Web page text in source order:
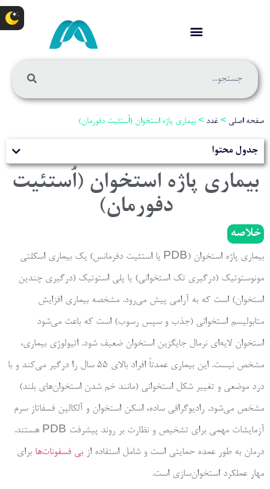
صفحه اصلی > غدد > بیماری پاژه استخوان (اُستئیت دفورمان)
جدول محتوا
بیماری پاژه استخوان (اُستئیت
دفورمان)
خلاصه
بیماری پاژه استخوان (PDB یا استئیت دفرمانس) یک بیماری اسکلتی
مونوستوتیک (درگیری تک استخوانی) یا پلی استوتیک (درگیری چندین
استخوان) است که به آرامی پیش می‌رود. مشخصه بیماری افزایش
متابولیسم استخوانی (جذب و سپس رسوب) است که باعث می‌شود
استخوان لایه‌ای نرمال جایگزین استخوان ضعیف شود. اتیولوژی بیماری،
مشخص نیست. این بیماری عمدتاً افراد بالای 55 سال را درگیر می‌کند و با
درد موضعی و تغییر شکل استخوانی (مانند خم شدن استخوان‌های بلند)
مشخص می‌شود. رادیوگرافی ساده، اسکن استخوان و آلکالین فسفاتاز سرم
آزمایشات مهمی برای تشخیص و نظارت بر روند پیشرفت PDB هستند.
درمان به طور عمده حمایتی است و شامل استفاده از بی فسفونات‌ها برای
مهار عملکرد استخوان‌سازی است.